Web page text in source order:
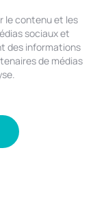
le contenu et les
sociaux et
des informations
de médias